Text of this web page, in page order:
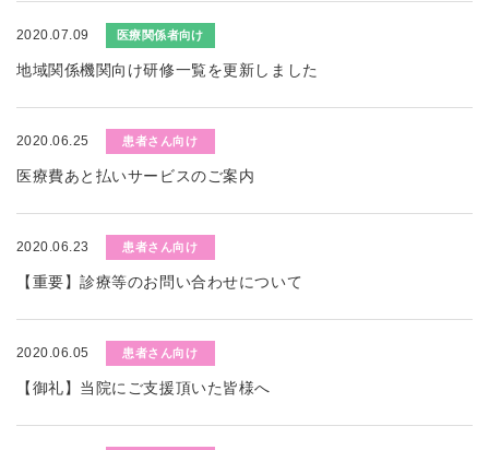
2020.07.09 医療関係者向け
地域関係機関向け研修一覧を更新しました
2020.06.25 患者さん向け
医療費あと払いサービスのご案内
2020.06.23 患者さん向け
【重要】診療等のお問い合わせについて
2020.06.05 患者さん向け
【御礼】当院にご支援頂いた皆様へ